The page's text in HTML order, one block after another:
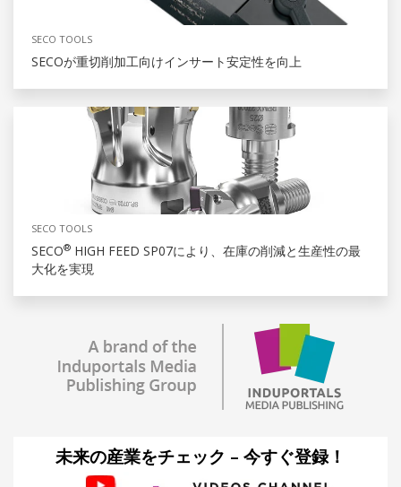
SECO TOOLS
SECOが重切削加工向けインサート安定性を向上
SECO TOOLS
SECO® HIGH FEED SP07により、在庫の削減と生産性の最
大化を実現
未来の産業をチェック – 今すぐ登録！